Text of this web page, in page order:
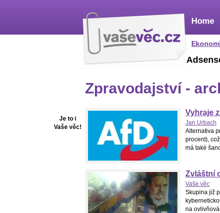
Home
Je to i
Vaše věc!
Zpravodajství -
Vyhraje
Jan Urbach
Alternativa
procent),
má také
Zvláštní
Vaše věc
Skupina již
na